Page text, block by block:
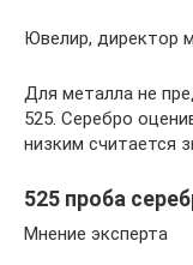
Ювелир, директор
Для металла не
525. Серебро
низким считается
525 проба
Мнение эксперта